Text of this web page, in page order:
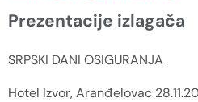
Prezentacije izlagača
SRPSKI DANI OSIGURANJA
Hotel Izvor, Aranđelovac